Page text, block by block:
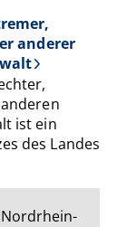
anderer
ist ein
des Landes